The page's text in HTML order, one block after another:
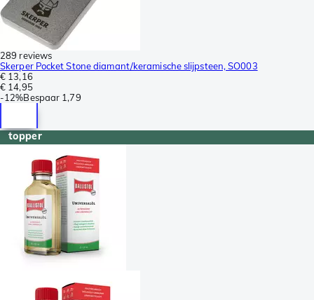
289 reviews
Skerper Pocket Stone diamant/keramische slijpsteen, SO003
€ 13,16
€ 14,95
-12%Bespaar 1,79
topper